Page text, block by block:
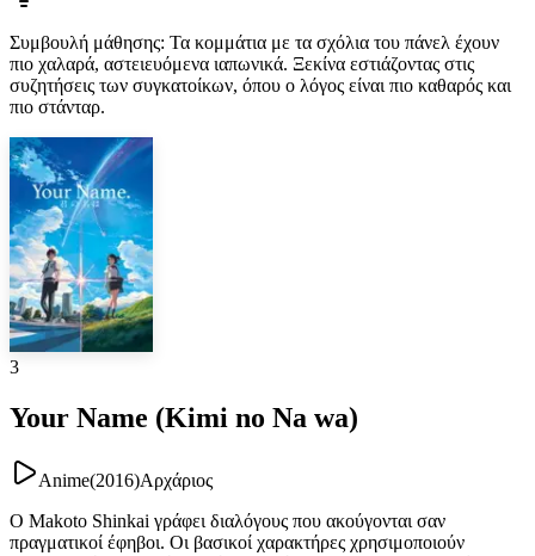
Συμβουλή μάθησης: Τα κομμάτια με τα σχόλια του πάνελ έχουν
πιο χαλαρά, αστειευόμενα ιαπωνικά. Ξεκίνα εστιάζοντας στις
συζητήσεις των συγκατοίκων, όπου ο λόγος είναι πιο καθαρός και
πιο στάνταρ.
3
Your Name (Kimi no Na wa)
Anime(2016)Αρχάριος
Ο Makoto Shinkai γράφει διαλόγους που ακούγονται σαν
πραγματικοί έφηβοι. Οι βασικοί χαρακτήρες χρησιμοποιούν